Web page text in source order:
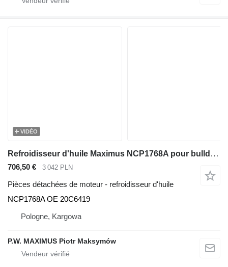
VIDÉO
Refroidisseur d'huile Maximus NCP1768A pour bulldozer Dressta TD-14R
706,50 € 3 042 PLN
Pièces détachées de moteur - refroidisseur d'huile
NCP1768A OE 20C6419
Pologne, Kargowa
P.W. MAXIMUS Piotr Maksymów